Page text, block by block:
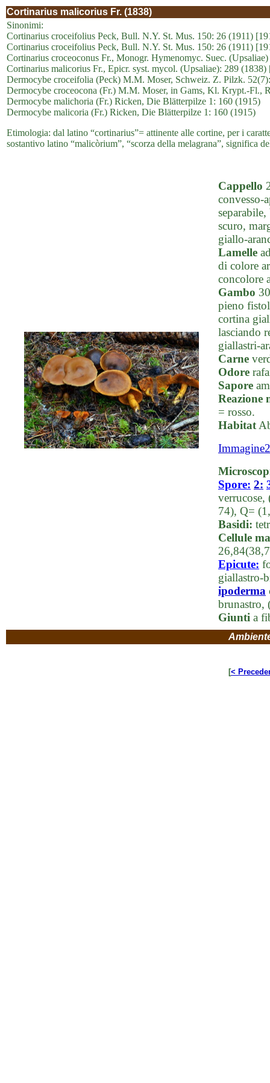
Cortinarius malicorius Fr. (1838)
Sinonimi:
Cortinarius croceifolius Peck, Bull. N.Y. St. Mus. 150: 26 (1911)
Cortinarius croceifolius Peck, Bull. N.Y. St. Mus. 150: 26 (1911)
Cortinarius croceoconus Fr., Monogr. Hymenomyc. Suec.
Cortinarius malicorius Fr., Epicr. syst. mycol. (Upsaliae): 289
Dermocybe croceifolia (Peck) M.M. Moser, Schweiz. Z. Pilzk.
Dermocybe croceocona (Fr.) M.M. Moser, in Gams, Kl. Krypt.-Fl.,
Dermocybe malichoria (Fr.) Ricken, Die Blätterpilze 1: 160 (1915)
Dermocybe malicoria (Fr.) Ricken, Die Blätterpilze 1: 160 (1915)
Etimologia: dal latino “cortinarius”= attinente alle cortine, per i
sostantivo latino “malicòrium”, “scorza della melagrana”, significa
Cappello
convesso-
scuro,
giallo-
Lamelle
di colore
concolore
Gambo
pieno
cortina
lasciando
giallastri-
Carne
Odore
Sapore
Reazione
= rosso.
Habitat
Immagine2
Spore: 2:
74), Q=
Basidi:
Cellule
Epicute:
giallastro-
ipoderma
brunastro,
Giunti a
[<